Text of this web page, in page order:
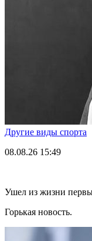
Другие виды спорта
08.08.26 15:49
Ушел из жизни
Горькая новость.